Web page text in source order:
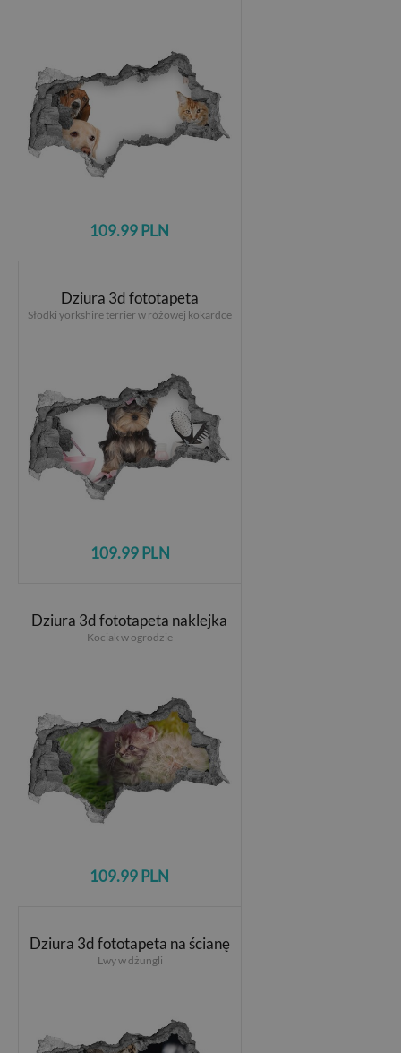
109.99 PLN
Dziura 3d fototapeta
Słodki yorkshire terrier w różowej kokardce
109.99 PLN
Dziura 3d fototapeta naklejka
Kociak w ogrodzie
109.99 PLN
Dziura 3d fototapeta na ścianę
Lwy w dżungli